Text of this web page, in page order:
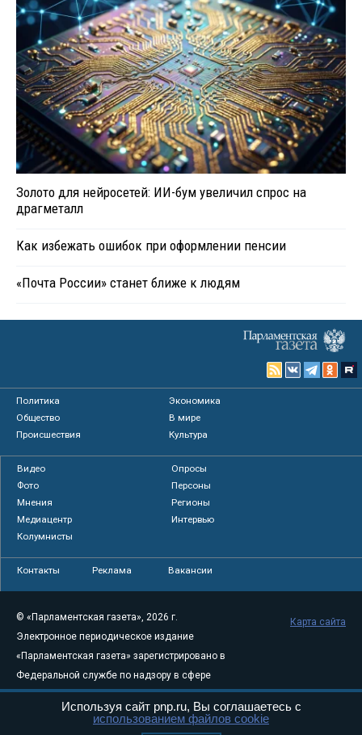
Золото для нейросетей: ИИ-бум увеличил спрос на
драгметалл
Как избежать ошибок при оформлении пенсии
«Почта России» станет ближе к людям
Политика
Экономика
Общество
В мире
Происшествия
Культура
Видео
Опросы
Фото
Персоны
Мнения
Регионы
Медиацентр
Интервью
Колумнисты
Контакты Реклама Вакансии
© «Парламентская газета», 2026 г.
Электронное периодическое издание
«Парламентская газета» зарегистрировано в
Федеральной службе по надзору в сфере
связи, информационных технологий и
массовых коммуникаций (Роскомнадзор) 05
Карта сайта
Используя сайт pnp.ru, Вы соглашаетесь с
использованием файлов cookie